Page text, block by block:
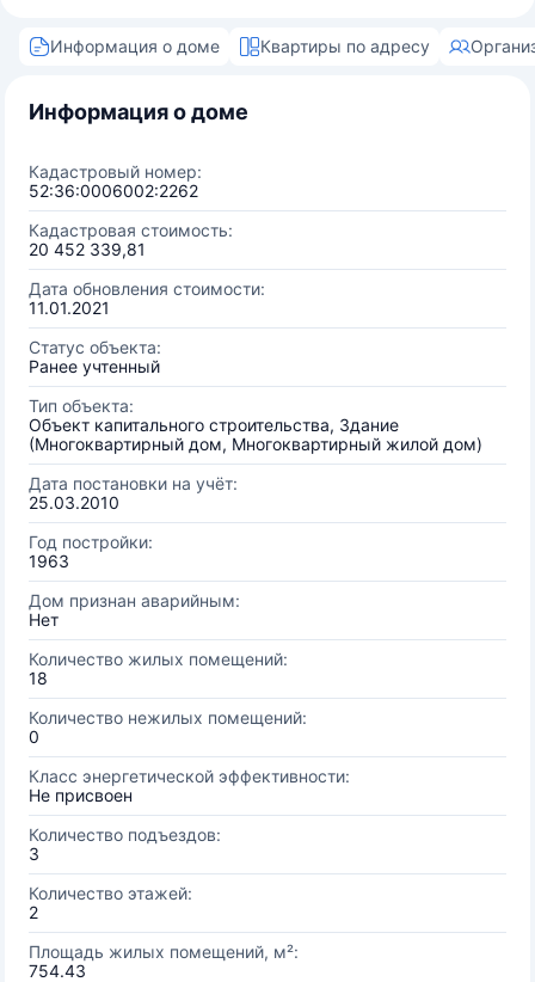
Информация о доме Квартиры по адресу
Информация о доме
Кадастровый номер:
52:36:0006002:2262
Кадастровая стоимость:
20 452 339,81
Дата обновления стоимости:
11.01.2021
Статус объекта:
Ранее учтенный
Тип объекта:
Объект капитального строительства, Здание
(Многоквартирный дом, Многоквартирный жилой дом)
Дата постановки на учёт:
25.03.2010
Год постройки:
1963
Дом признан аварийным:
Нет
Количество жилых помещений:
18
Количество нежилых помещений:
0
Класс энергетической эффективности:
Не присвоен
Количество подъездов:
3
Количество этажей:
2
Площадь жилых помещений, м²:
754.43